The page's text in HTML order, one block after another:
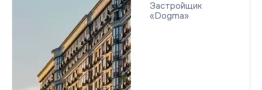
Застройщик
«Dogma»